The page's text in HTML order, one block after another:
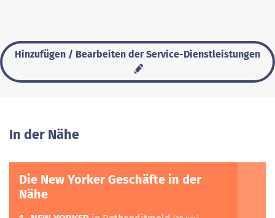
Hinzufügen / Bearbeiten der Service-Dienstleistungen
In der Nähe
Die New Yorker Geschäfte in der
Nähe